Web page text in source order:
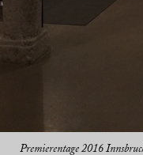
Premierentage 2016